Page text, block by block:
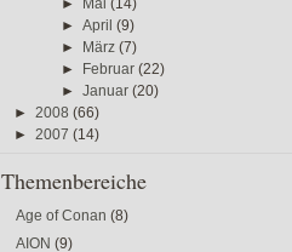
► April(9)
► März(7)
► Februar(22)
►
Januar(20)
► 2008 (66)
► 2007 (14)
Themenbereiche
Age of Conan (8)
AION (9)